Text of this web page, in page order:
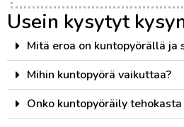
Usein kysytyt
Mitä eroa on kuntopyörällä ja
Mihin kuntopyörä vaikuttaa?
Onko kuntopyöräily